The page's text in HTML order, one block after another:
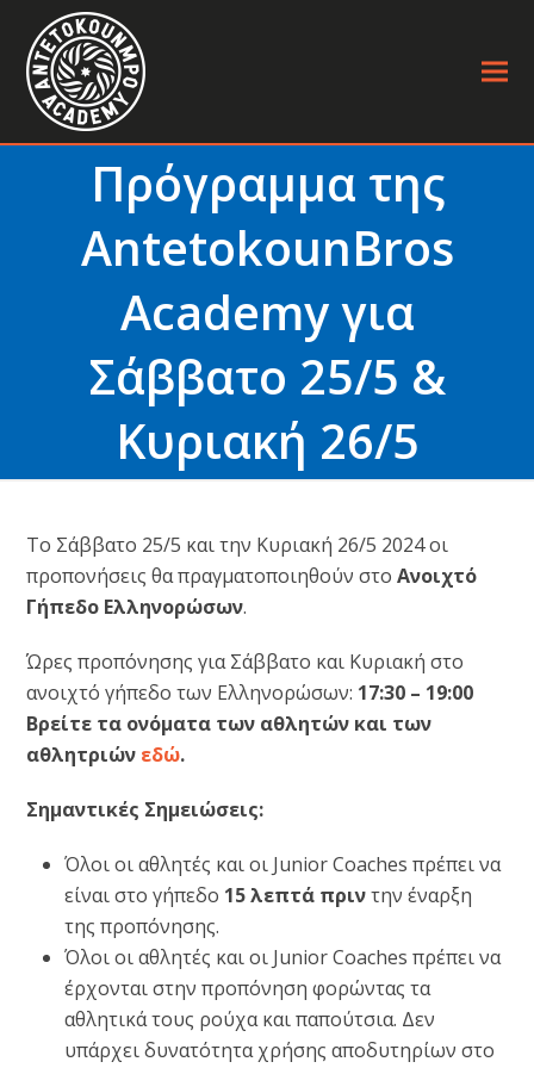
Πρόγραμμα της
AntetokounBros
Academy για
Σάββατο 25/5 &
Κυριακή 26/5
Το Σάββατο 25/5 και την Κυριακή 26/5 2024 οι
προπονήσεις θα πραγματοποιηθούν στοAνοιχτό
Γήπεδο Ελληνορώσων.
Ώρες προπόνησης για Σάββατο και Κυριακή στο
ανοιχτό γήπεδο των Ελληνορώσων: 17:30 – 19:00
Βρείτε τα ονόματα των αθλητών και των
αθλητριών εδώ.
Σημαντικές Σημειώσεις:
Όλοι οι αθλητές και οι Junior Coaches πρέπει να
είναι στο γήπεδο 15 λεπτά πριντην έναρξη
της προπόνησης.
Όλοι οι αθλητές και οι Junior Coaches πρέπει να
έρχονται στην προπόνηση φορώντας τα
αθλητικά τους ρούχα και παπούτσια. Δεν
υπάρχει δυνατότητα χρήσης αποδυτηρίων στο